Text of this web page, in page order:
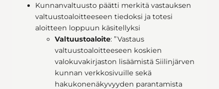
Kunnanvaltuusto päätti merkitä vastauksen
valtuustoaloitteeseen tiedoksi ja totesi
aloitteen loppuun käsitellyksi
Valtuustoaloite: ”Vastaus
valtuustoaloitteeseen koskien
valokuvakirjaston lisäämistä Siilinjärven
kunnan verkkosivuille sekä
hakukonenäkyvyyden parantamista